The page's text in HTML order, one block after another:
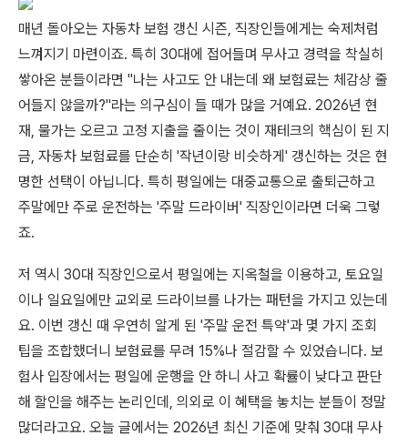
매년 돌아오는 자동차 보험 갱신 시즌, 직장인들에게는 숙제처럼
느껴지기 마련이죠. 특히 30대에 접어들며 무사고 경력을 착실히
쌓아온 분들이라면 "나는 사고도 안 내는데 왜 보험료는 체감상 줄
어들지 않을까?"라는 의구심이 들 때가 많을 거예요. 2026년 현
재, 물가는 오르고 고정 지출을 줄이는 것이 재테크의 핵심이 된 지
금, 자동차 보험료를 단순히 '작년이랑 비슷하게' 갱신하는 것은 현
명한 선택이 아닙니다. 특히 평일에는 대중교통으로 출퇴근하고
주말에만 주로 운전하는 '주말 드라이버' 직장인이라면 더욱 그렇
죠.
저 역시 30대 직장인으로서 평일에는 지옥철을 이용하고, 토요일
이나 일요일에만 교외로 드라이브를 나가는 패턴을 가지고 있는데
요. 이번 갱신 때 우연히 알게 된 '주말 운전 특약'과 몇 가지 조회
팁을 조합했더니 보험료를 무려 15%나 절감할 수 있었습니다. 보
험사 입장에서는 평일에 운행을 안 하니 사고 확률이 낮다고 판단
해 할인을 해주는 논리인데, 의외로 이 혜택을 놓치는 분들이 정말
많더라고요. 오늘 글에서는 2026년 최신 기준에 맞춰 30대 무사